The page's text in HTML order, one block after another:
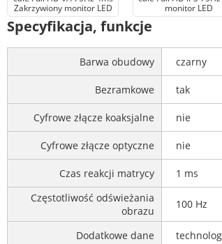
Zakrzywiony monitor LED
monitor LED
Specyfikacja, funkcje
Barwa obudowy czarny
Bezramkowe tak
Cyfrowe złącze koaksjalne nie
Cyfrowe złącze optyczne nie
Czas reakcji matrycy
1 ms
Częstotliwość odświeżania
obrazu
100 Hz
Dodatkowe dane